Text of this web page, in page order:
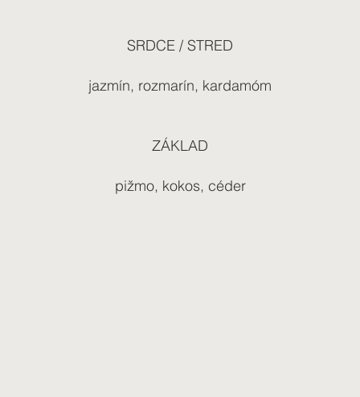
SRDCE / STRED
jazmín, rozmarín, kardamóm
ZÁKLAD
pižmo, kokos, céder